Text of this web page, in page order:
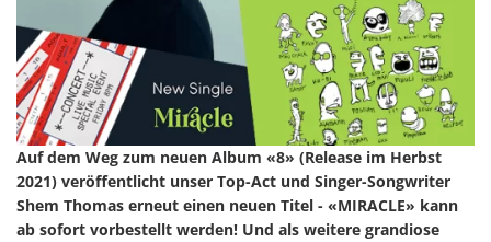
Auf dem Weg zum neuen Album «8» (Release im Herbst
2021) veröffentlicht unser Top-Act und Singer-Songwriter
Shem Thomas erneut einen neuen Titel - «MIRACLE» kann
ab sofort vorbestellt werden! Und als weitere grandiose